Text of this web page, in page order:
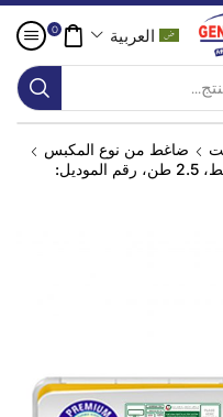
العربية 0
ضاغط من نوع المكبس
مكيف هواء سبليت جنرالتك مكبس، ضاغط، 2.5 طن، رقم الموديل: